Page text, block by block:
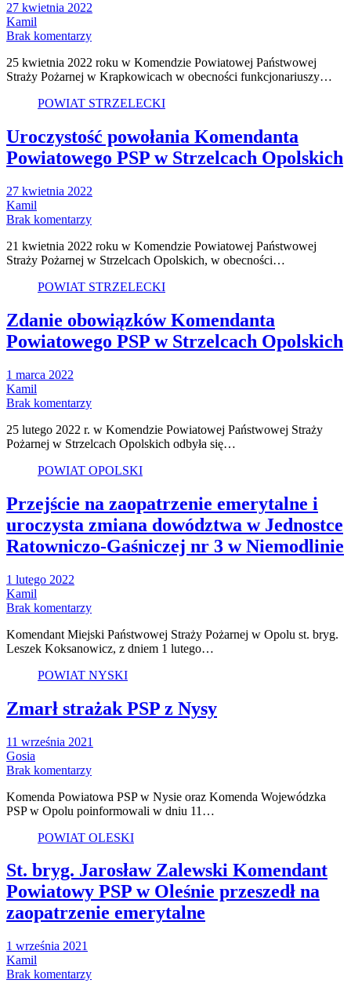
27 kwietnia 2022
Kamil
Brak komentarzy
25 kwietnia 2022 roku w Komendzie Powiatowej Państwowej
Straży Pożarnej w Krapkowicach w obecności funkcjonariuszy…
POWIAT STRZELECKI
Uroczystość powołania Komendanta
Powiatowego PSP w Strzelcach Opolskich
27 kwietnia 2022
Kamil
Brak komentarzy
21 kwietnia 2022 roku w Komendzie Powiatowej Państwowej
Straży Pożarnej w Strzelcach Opolskich, w obecności…
POWIAT STRZELECKI
Zdanie obowiązków Komendanta
Powiatowego PSP w Strzelcach Opolskich
1 marca 2022
Kamil
Brak komentarzy
25 lutego 2022 r. w Komendzie Powiatowej Państwowej Straży
Pożarnej w Strzelcach Opolskich odbyła się…
POWIAT OPOLSKI
Przejście na zaopatrzenie emerytalne i
uroczysta zmiana dowództwa w Jednostce
Ratowniczo-Gaśniczej nr 3 w Niemodlinie
1 lutego 2022
Kamil
Brak komentarzy
Komendant Miejski Państwowej Straży Pożarnej w Opolu st. bryg.
Leszek Koksanowicz, z dniem 1 lutego…
POWIAT NYSKI
Zmarł strażak PSP z Nysy
11 września 2021
Gosia
Brak komentarzy
Komenda Powiatowa PSP w Nysie oraz Komenda Wojewódzka
PSP w Opolu poinformowali w dniu 11…
POWIAT OLESKI
St. bryg. Jarosław Zalewski Komendant
Powiatowy PSP w Oleśnie przeszedł na
zaopatrzenie emerytalne
1 września 2021
Kamil
Brak komentarzy